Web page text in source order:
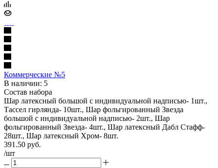
Коммерческие №5
В наличии: 5
Состав набора
Шар латексный большой с индивидуальной надписью- 1шт.,
Тассел гирлянда- 10шт., Шар фольгированный Звезда
большой с индивидуальной надписью- 2шт., Шар
фольгированный Звезда- 4шт., Шар латексный Дабл Стафф-
28шт., Шар латексный Хром- 8шт.
391.50 руб.
/шт